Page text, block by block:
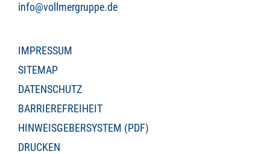
info@vollmergruppe.de
IMPRESSUM
SITEMAP
DATENSCHUTZ
BARRIEREFREIHEIT
HINWEISGEBERSYSTEM (PDF)
DRUCKEN